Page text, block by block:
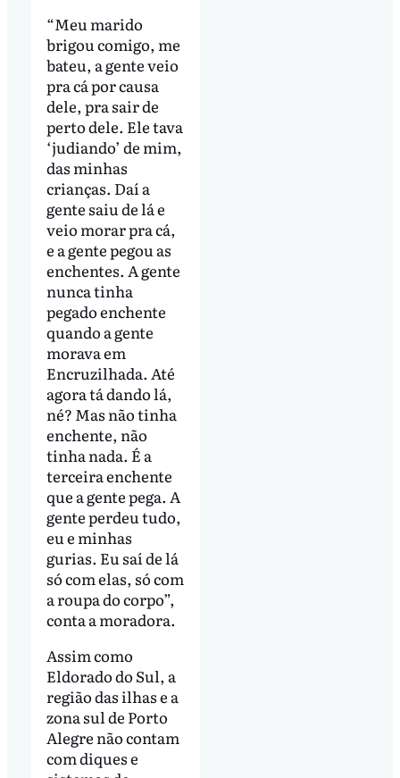
“Meu marido
brigou comigo, me
bateu, a gente veio
pra cá por causa
dele, pra sair de
perto dele. Ele tava
‘judiando’ de mim,
das minhas
crianças. Daí a
gente saiu de lá e
veio morar pra cá,
e a gente pegou as
enchentes. A gente
nunca tinha
pegado enchente
quando a gente
morava em
Encruzilhada. Até
agora tá dando lá,
né? Mas não tinha
enchente, não
tinha nada. É a
terceira enchente
que a gente pega. A
gente perdeu tudo,
eu e minhas
gurias. Eu saí de lá
só com elas, só com
a roupa do corpo”,
conta a moradora.
Assim como
Eldorado do Sul, a
região das ilhas e a
zona sul de Porto
Alegre não contam
com diques e